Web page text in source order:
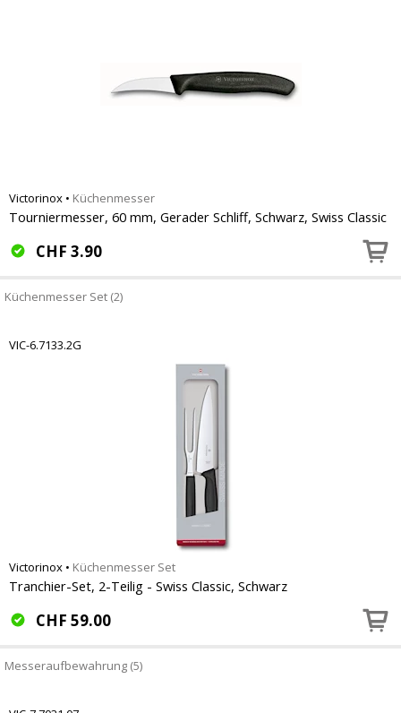
Victorinox • Küchenmesser
Tourniermesser, 60 mm, Gerader Schliff, Schwarz, Swiss Classic
CHF 3.90
Küchenmesser Set (2)
VIC-6.7133.2G
Victorinox • Küchenmesser Set
Tranchier-Set, 2-Teilig - Swiss Classic, Schwarz
CHF 59.00
Messeraufbewahrung (5)